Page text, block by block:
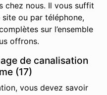
chez nous. Il vous suffit
ou par téléphone,
sur l’ensemble
offrons.
de canalisation
(17)
vous devez savoir